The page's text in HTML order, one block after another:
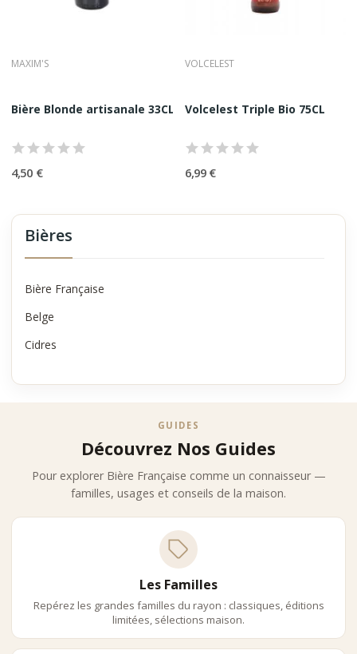
Bières
Bière Française
Belge
Cidres
MAXIM'S
Bière Blonde artisanale 33CL - Maxim's
4,50 €
VOLCELEST
Volcelest Triple Bio 75CL
6,99 €
GUIDES
Découvrez Nos Guides
Pour explorer Bière Française comme un connaisseur —
familles, usages et conseils de la maison.
Les Familles
Repérez les grandes familles du rayon : classiques, éditions
limitées, sélections maison.